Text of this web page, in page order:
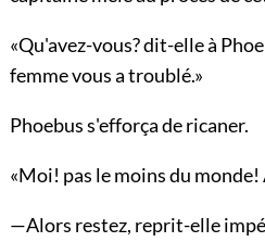
«Qu'avez-vous? dit-elle à
femme vous a troublé.»
Phoebus s'efforça de ricaner.
«Moi! pas le moins du monde!
—Alors restez, reprit-elle